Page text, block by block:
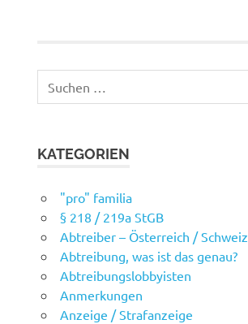
nach:
KATEGORIEN
"pro" familia
§ 218 / 219a StGB
Abtreiber – Österreich / Schweiz
Abtreibung, was ist das genau?
Abtreibungslobbyisten
Anmerkungen
Anzeige / Strafanzeige